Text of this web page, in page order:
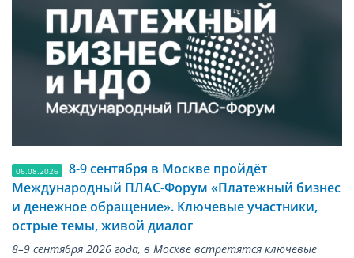
06.08.2026
8-9 сентября в Москве пройдёт
Международный ПЛАС-Форум «Платежный бизнес
и денежное обращение». Ключевые участники,
острые темы, живой диалог
8–9 сентября 2026 года, в Москве встретятся ключевые